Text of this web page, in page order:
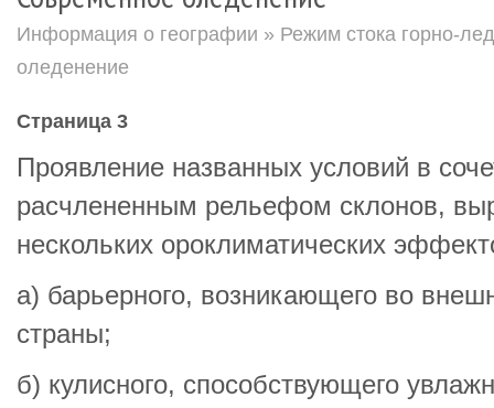
Информация о географии » Режим стока горно-
оледенение
Страница 3
Проявление названных условий в
расчлененным рельефом склонов,
нескольких ороклиматических
а) барьерного, возникающего во
страны;
б) кулисного, способствующего